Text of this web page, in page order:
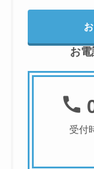
お
受付